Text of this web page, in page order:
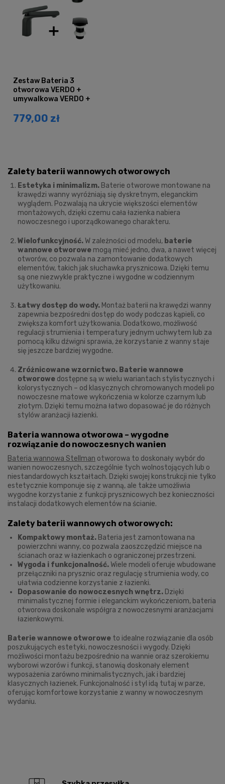
Zestaw Bateria 3
otworowa VERDO +
umywalkowa VERDO +
779,00 zł
Zalety baterii wannowych otworowych
Estetyka i minimalizm. Baterie otworowe montowane na
krawędzi wanny wyróżniają się dyskretnym, eleganckim
wyglądem. Pozwalają na ukrycie większości elementów
montażowych, dzięki czemu cała łazienka nabiera
nowoczesnego i uporządkowanego charakteru.
Wielofunkcyjność.W zależności od modelu, baterie
wannowe otworowe mogą mieć jedno, dwa, a nawet więcej
otworów, co pozwala na zamontowanie dodatkowych
elementów, takich jak słuchawka prysznicowa. Dzięki temu
są one niezwykle praktyczne i wygodne w codziennym
użytkowaniu.
Łatwy dostęp do wody. Montaż baterii na krawędzi wanny
zapewnia bezpośredni dostęp do wody podczas kąpieli, co
zwiększa komfort użytkowania. Dodatkowo, możliwość
regulacji strumienia i temperatury jednym uchwytem lub za
pomocą kilku dźwigni sprawia, że korzystanie z wanny staje
się jeszcze bardziej wygodne.
Zróżnicowane wzornictwo. Baterie wannowe
otworowe dostępne są w wielu wariantach stylistycznych i
kolorystycznych – od klasycznych chromowanych modeli po
nowoczesne matowe wykończenia w kolorze czarnym lub
złotym. Dzięki temu można łatwo dopasować je do różnych
stylów aranżacji łazienki.
Bateria wannowa otworowa – wygodne
rozwiązanie do nowoczesnych wanien
Bateria wannowa Stellman otworowa to doskonały wybór do
wanien nowoczesnych, szczególnie tych wolnostojących lub o
niestandardowych kształtach. Dzięki swojej konstrukcji nie tylko
estetycznie komponuje się z wanną, ale także umożliwia
wygodne korzystanie z funkcji prysznicowych bez konieczności
instalacji dodatkowych elementów na ścianie.
Zalety baterii wannowych otworowych:
Kompaktowy montaż. Bateria jest zamontowana na
powierzchni wanny, co pozwala zaoszczędzić miejsce na
ścianach oraz w łazienkach o ograniczonej przestrzeni.
Wygoda i funkcjonalność.Wiele modeli oferuje wbudowane
przełączniki na prysznic oraz regulację strumienia wody, co
ułatwia codzienne korzystanie z łazienki.
Dopasowanie do nowoczesnych wnętrz. Dzięki
minimalistycznej formie i eleganckim wykończeniom, bateria
otworowa doskonale współgra z nowoczesnymi aranżacjami
łazienkowymi.
Baterie wannowe otworowe to idealne rozwiązanie dla osób
poszukujących estetyki, nowoczesności i wygody. Dzięki
możliwości montażu bezpośrednio na wannie oraz szerokiemu
wyborowi wzorów i funkcji, stanowią doskonały element
wyposażenia zarówno minimalistycznych, jak i bardziej
klasycznych łazienek. Funkcjonalność i styl idą tutaj w parze,
oferując komfortowe korzystanie z wanny w nowoczesnym
wydaniu.